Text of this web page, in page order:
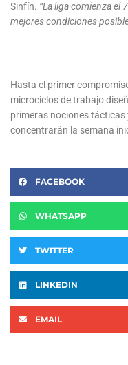
Sinfín. “La liga comienza el
mejores condiciones
Hasta el primer
microciclos de trabajo
primeras nociones
concentrarán la semana
FACEBOOK
WHATSAPP
TWITTER
LINKEDIN
EMAIL